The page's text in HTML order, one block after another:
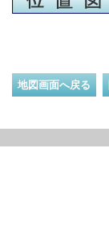
地図画面へ戻る